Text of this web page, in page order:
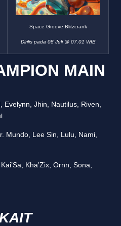
Space Groove Blitzcrank
Dirilis pada 08 Juli @ 07.01 WIB
MAIN
Evelynn, Jhin, Nautilus, Riven,
Mundo, Lee Sin, Lulu, Nami,
Kha’Zix, Ornn, Sona,